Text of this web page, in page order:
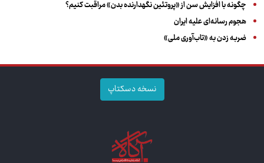
چگونه با افزایش سن از «پروتئین نگهدارنده بدن» مراقبت کنیم؟
هجوم رسانه‌ای علیه ایران
ضربه زدن به «تاب‌آوری ملی»
نسخه دسکتاپ